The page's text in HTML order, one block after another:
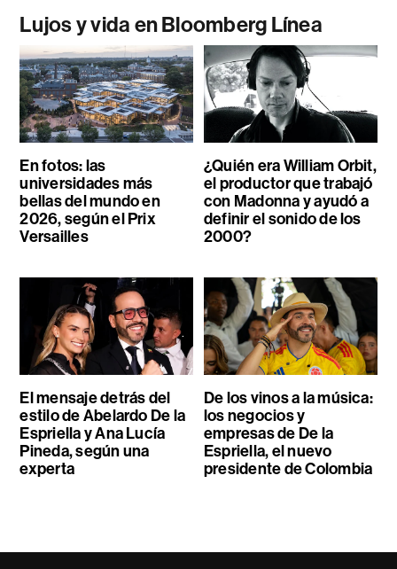
Lujos y vida en Bloomberg Línea
En fotos: las
universidades más
bellas del mundo en
2026, según el Prix
Versailles
¿Quién era William Orbit,
el productor que trabajó
con Madonna y ayudó a
definir el sonido de los
2000?
El mensaje detrás del
estilo de Abelardo De la
Espriella y Ana Lucía
Pineda, según una
experta
De los vinos a la música:
los negocios y
empresas de De la
Espriella, el nuevo
presidente de Colombia